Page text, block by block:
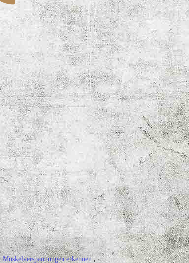
Muskelverspannungen erkennen